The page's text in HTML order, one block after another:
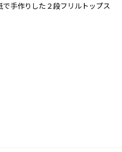
手作りした２段フリルトップス